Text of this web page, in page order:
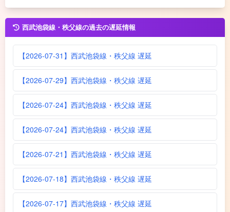
西武池袋線・秩父線の過去の遅延情報
【2026-07-31】西武池袋線・秩父線 遅延
【2026-07-29】西武池袋線・秩父線 遅延
【2026-07-24】西武池袋線・秩父線 遅延
【2026-07-24】西武池袋線・秩父線 遅延
【2026-07-21】西武池袋線・秩父線 遅延
【2026-07-18】西武池袋線・秩父線 遅延
【2026-07-17】西武池袋線・秩父線 遅延